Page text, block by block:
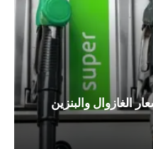
في أسعار الغازوال والبنزين